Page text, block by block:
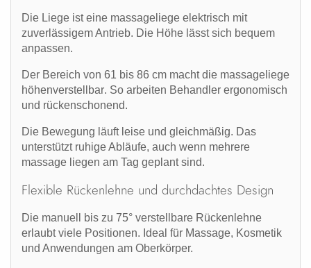
Die Liege ist eine massageliege elektrisch mit
zuverlässigem Antrieb. Die Höhe lässt sich bequem
anpassen.
Der Bereich von 61 bis 86 cm macht die massageliege
höhenverstellbar. So arbeiten Behandler ergonomisch
und rückenschonend.
Die Bewegung läuft leise und gleichmäßig. Das
unterstützt ruhige Abläufe, auch wenn mehrere
massage liegen am Tag geplant sind.
Flexible Rückenlehne und durchdachtes Design
Die manuell bis zu 75° verstellbare Rückenlehne
erlaubt viele Positionen. Ideal für Massage, Kosmetik
und Anwendungen am Oberkörper.